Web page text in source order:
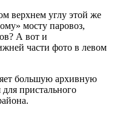
верхнем углу этой же
мосту паровоз,
А вот и
части фото в левом
большую архивную
пристального